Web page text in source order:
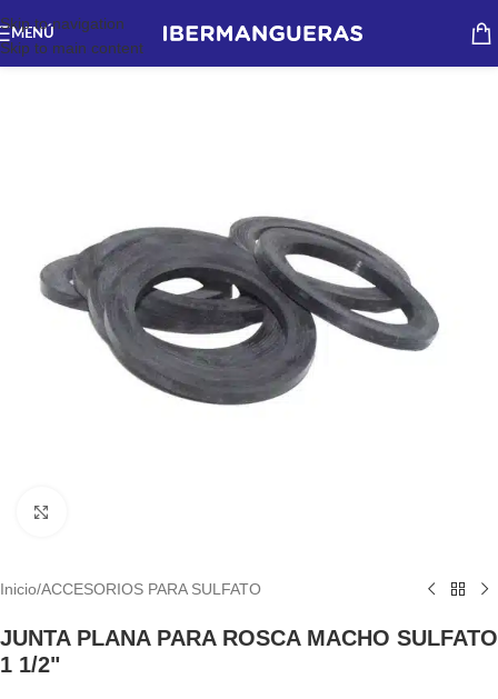
Skip to navigation
Skip to main content
MENÚ
Inicio/ACCESORIOS PARA SULFATO
JUNTA PLANA PARA ROSCA MACHO SULFATO
1 1/2"